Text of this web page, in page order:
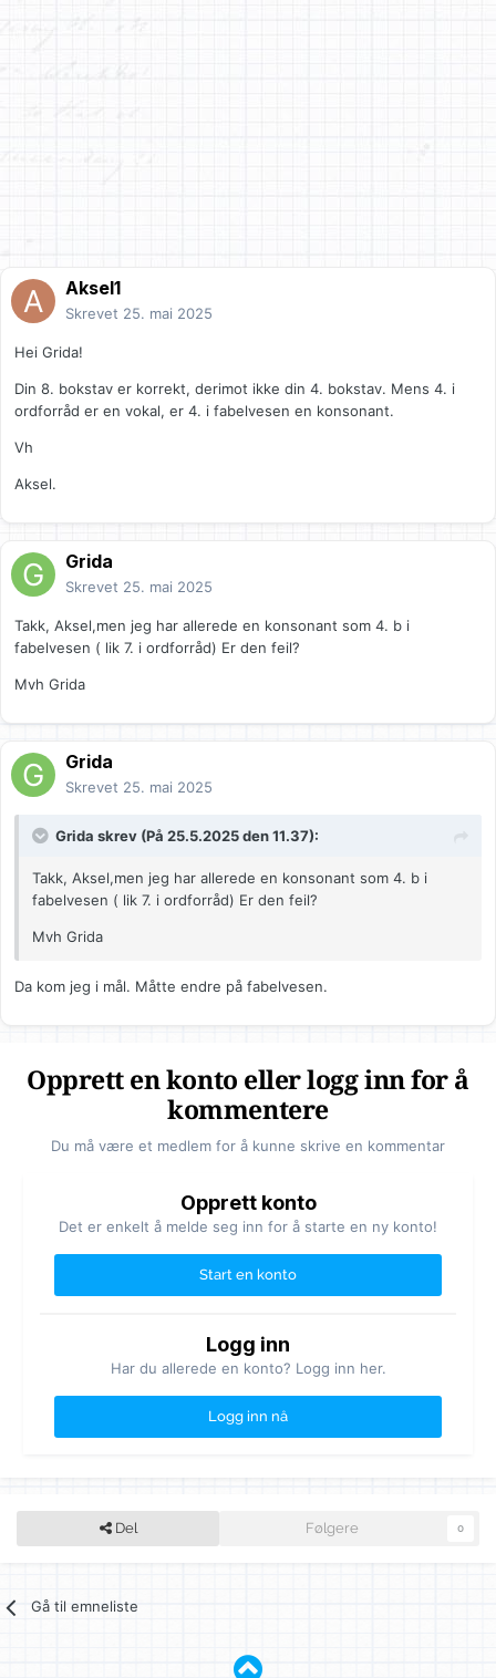
Aksel1
Skrevet 25. mai 2025
Hei Grida!
Din 8. bokstav er korrekt, derimot ikke din 4. bokstav. Mens 4. i
ordforråd er en vokal, er 4. i fabelvesen en konsonant.
Vh
Aksel.
Grida
Skrevet 25. mai 2025
Takk, Aksel,men jeg har allerede en konsonant som 4. b i
fabelvesen ( lik 7. i ordforråd) Er den feil?
Mvh Grida
Grida
Skrevet 25. mai 2025
Grida skrev (På 25.5.2025 den 11.37):
Takk, Aksel,men jeg har allerede en konsonant som 4. b i
fabelvesen ( lik 7. i ordforråd) Er den feil?
Mvh Grida
Da kom jeg i mål. Måtte endre på fabelvesen.
Opprett en konto eller logg inn for å
kommentere
Du må være et medlem for å kunne skrive en kommentar
Opprett konto
Det er enkelt å melde seg inn for å starte en ny konto!
Start en konto
Logg inn
Har du allerede en konto? Logg inn her.
Logg inn nå
Del Følgere 0
Gå til emneliste